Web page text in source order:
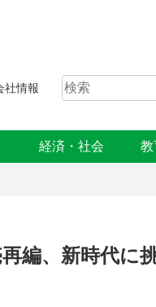
社情報
経済・社会 教
編、新時代に